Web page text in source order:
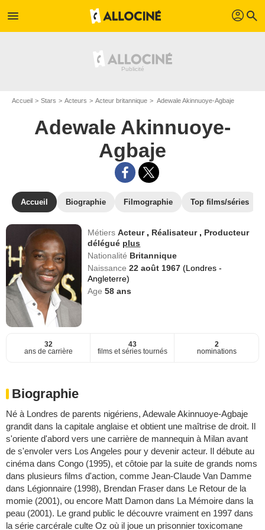
menu profil search
Accueil Stars Acteurs Acteur britannique Adewale Akinnuoye-Agbaje
Adewale Akinnuoye-
Agbaje
Accueil Biographie Filmographie Top films/séries
MétiersActeur , Réalisateur , Producteur
délégué plus
Nationalité Britannique
Naissance22 août 1967(Londres -
Angleterre)
Age58 ans
32
ans de carrière
43
films et séries tournés
2
nominations
Biographie
Né à Londres de parents nigériens, Adewale Akinnuoye-Agbaje
grandit dans la capitale anglaise et obtient une maîtrise de droit. Il
s'oriente d'abord vers une carrière de mannequin à Milan avant
de s'envoler vers Los Angeles pour y devenir acteur. Il débute au
cinéma dans Congo (1995), et côtoie par la suite de grands noms
dans plusieurs films d'action, comme Jean-Claude Van Damme
dans Légionnaire (1998), Brendan Fraser dans Le Retour de la
momie (2001), ou encore Matt Damon dans La Mémoire dans la
peau (2001). Le grand public le découvre vraiment en 1997 dans
la série carcérale culte Oz où il joue un prisonnier toxicomane